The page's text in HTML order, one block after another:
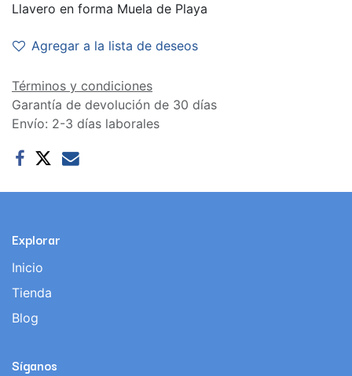
Llavero en forma Muela de Playa
Agregar a la lista de deseos
Términos y condiciones
Garantía de devolución de 30 días
Envío: 2-3 días laborales
Explorar
Inicio
Tienda
Blog
Síganos